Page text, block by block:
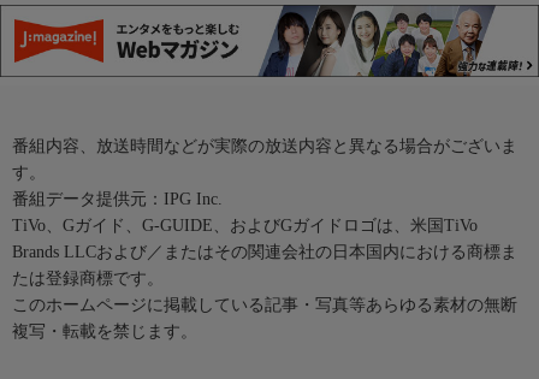
番組内容、放送時間などが実際の放送内容と異なる場合がございま
す。
番組データ提供元：IPG Inc.
TiVo、Gガイド、G-GUIDE、およびGガイドロゴは、米国TiVo
Brands LLCおよび／またはその関連会社の日本国内における商標ま
たは登録商標です。
このホームページに掲載している記事・写真等あらゆる素材の無断
複写・転載を禁じます。